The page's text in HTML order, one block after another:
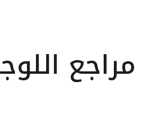
مراجع